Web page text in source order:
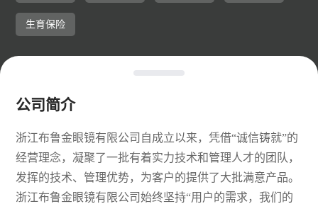
生育保险
公司简介
浙江布鲁金眼镜有限公司自成立以来，凭借“诚信铸就”的
经营理念，凝聚了一批有着实力技术和管理人才的团队，
发挥的技术、管理优势，为客户的提供了大批满意产品。
浙江布鲁金眼镜有限公司始终坚持“用户的需求，我们的